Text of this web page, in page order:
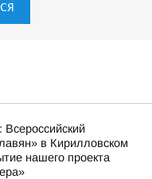
в Кирилловском
нашего проекта